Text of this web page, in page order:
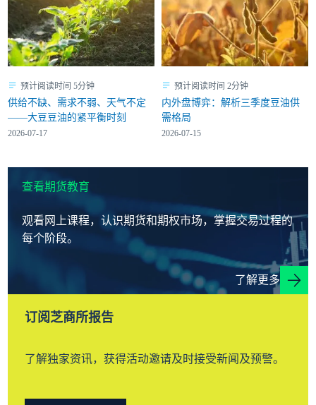
预计阅读时间 5分钟
供给不缺、需求不弱、天气不定
——大豆豆油的紧平衡时刻
2026-07-17
预计阅读时间 2分钟
内外盘博弈：解析三季度豆油供
需格局
2026-07-15
查看期货教育
观看网上课程，认识期货和期权市场，掌握交易过程的
每个阶段。
了解更多
订阅芝商所报告
了解独家资讯，获得活动邀请及时接受新闻及预警。